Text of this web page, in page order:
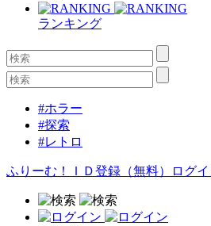
ランキング
#ホラー
#探索
#レトロ
ふりーむ！ＩＤ登録（無料） ログ